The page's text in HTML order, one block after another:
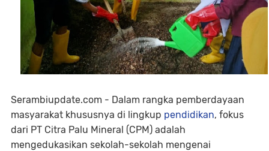
Serambiupdate.com - Dalam rangka pemberdayaan
masyarakat khususnya di lingkup pendidikan, fokus
dari PT Citra Palu Mineral (CPM) adalah
mengedukasikan sekolah-sekolah mengenai